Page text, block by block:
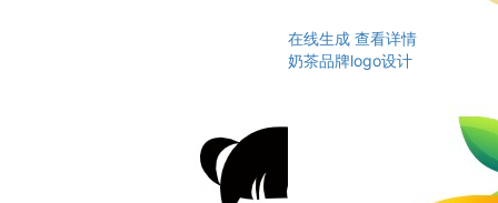
在线生成 查看详情
奶茶品牌logo设计